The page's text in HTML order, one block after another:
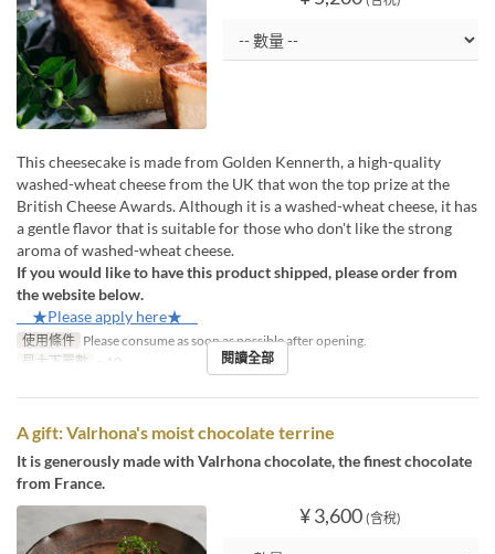
This cheesecake is made from Golden Kennerth, a high-quality
washed-wheat cheese from the UK that won the top prize at the
British Cheese Awards. Although it is a washed-wheat cheese, it has
a gentle flavor that is suitable for those who don't like the strong
aroma of washed-wheat cheese.
If you would like to have this product shipped, please order from
the website below.
★Please apply here★
使用條件 Please consume as soon as possible after opening.
最大下單數
~ 10 閱讀全部
A gift: Valrhona's moist chocolate terrine
It is generously made with Valrhona chocolate, the finest chocolate
from France.
¥ 3,600 (含稅)